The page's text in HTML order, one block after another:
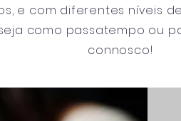
e com diferentes níveis
como passatempo ou
connosco!